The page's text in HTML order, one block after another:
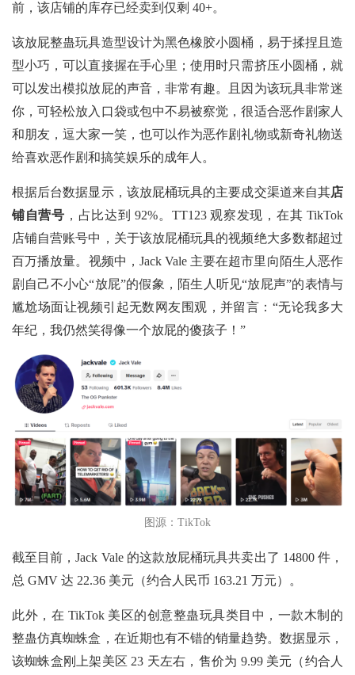
前，该店铺的库存已经卖到仅剩 40+。
该放屁整蛊玩具造型设计为黑色橡胶小圆桶，易于揉捏且造
型小巧，可以直接握在手心里；使用时只需挤压小圆桶，就
可以发出模拟放屁的声音，非常有趣。且因为该玩具非常迷
你，可轻松放入口袋或包中不易被察觉，很适合恶作剧家人
和朋友，逗大家一笑，也可以作为恶作剧礼物或新奇礼物送
给喜欢恶作剧和搞笑娱乐的成年人。
根据后台数据显示，该放屁桶玩具的主要成交渠道来自其店
铺自营号 ，占比达到 92%。TT123 观察发现，在其 TikTok
店铺自营账号中，关于该放屁桶玩具的视频绝大多数都超过
百万播放量。视频中，Jack Vale 主要在超市里向陌生人恶作
剧自己不小心“放屁”的假象，陌生人听见“放屁声”的表情与
尴尬场面让视频引起无数网友围观，并留言：“无论我多大
年纪，我仍然笑得像一个放屁的傻孩子！”
图源：TikTok
截至目前，Jack Vale 的这款放屁桶玩具共卖出了 14800 件，
总 GMV 达 22.36 美元（约合人民币 163.21 万元）。
此外，在 TikTok 美区的创意整蛊玩具类目中，一款木制的
整蛊仿真蜘蛛盒，在近期也有不错的销量趋势。数据显示，
该蜘蛛盒刚上架美区 23 天左右，售价为 9.99 美元（约合人